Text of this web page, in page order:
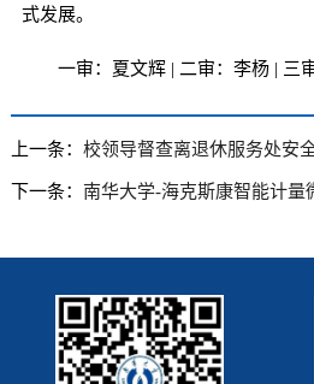
式发展。
一审：夏文辉 | 二审：李杨 | 三
上一条： 校领导督查离退休服务处安
下一条： 南华大学-海克斯康智能计量微